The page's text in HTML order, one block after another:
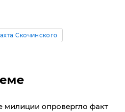
Скочинского
милиции опровергло факт